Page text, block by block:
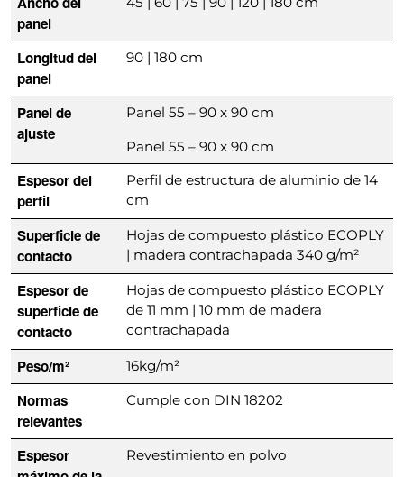
panel
Longitud del
panel
90 | 180 cm
Panel de
ajuste
Panel 55 – 90 x 90 cm
Panel 55 – 90 x 90 cm
Espesor del
perfil
Perfil de estructura de aluminio de 14
cm
Superficie de
contacto
Hojas de compuesto plástico ECOPLY
| madera contrachapada 340 g/m²
Espesor de
superficie de
contacto
Hojas de compuesto plástico ECOPLY
de 11 mm | 10 mm de madera
contrachapada
Peso/m² 16kg/m²
Normas
relevantes
Cumple con DIN 18202
Espesor
Revestimiento en polvo